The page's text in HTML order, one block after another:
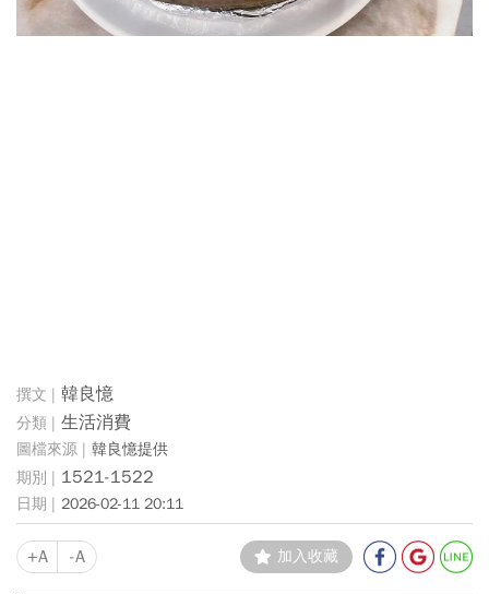
韓良憶
生活消費
韓良憶提供
1521-1522
2026-02-11 20:11
+A -A 加入收藏